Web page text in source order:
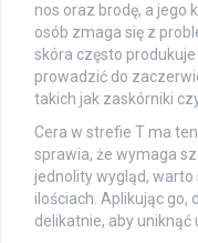
nos oraz brodę, a jego
osób zmaga się z
skóra często
prowadzić do
takich jak zaskórniki
Cera w strefie T ma
sprawia, że wymaga
jednolity wygląd,
ilościach. Aplikując go,
delikatnie, aby uniknąć